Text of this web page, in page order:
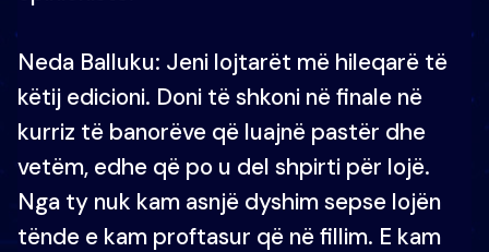
Neda Balluku: Jeni lojtarët më hileqarë të
këtij edicioni. Doni të shkoni në finale në
kurriz të banorëve që luajnë pastër dhe
vetëm, edhe që po u del shpirti për lojë.
Nga ty nuk kam asnjë dyshim sepse lojën
tënde e kam proftasur që në fillim. E kam